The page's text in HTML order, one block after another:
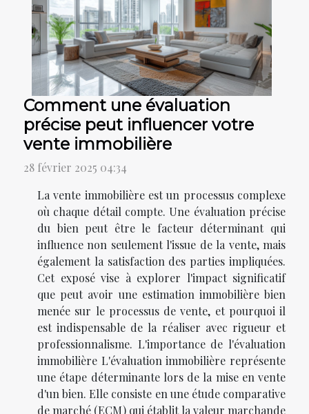
Comment une évaluation
précise peut influencer votre
vente immobilière
28 février 2025 04:34
La vente immobilière est un processus complexe
où chaque détail compte. Une évaluation précise
du bien peut être le facteur déterminant qui
influence non seulement l'issue de la vente, mais
également la satisfaction des parties impliquées.
Cet exposé vise à explorer l'impact significatif
que peut avoir une estimation immobilière bien
menée sur le processus de vente, et pourquoi il
est indispensable de la réaliser avec rigueur et
professionnalisme. L'importance de l'évaluation
immobilière L'évaluation immobilière représente
une étape déterminante lors de la mise en vente
d'un bien. Elle consiste en une étude comparative
de marché (ECM) qui établit la valeur marchande